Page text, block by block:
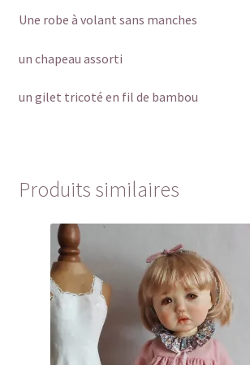
Une robe à volant sans manches
un chapeau assorti
un gilet tricoté en fil de bambou
Produits similaires